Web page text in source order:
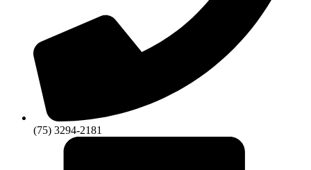
(75) 3294-2181